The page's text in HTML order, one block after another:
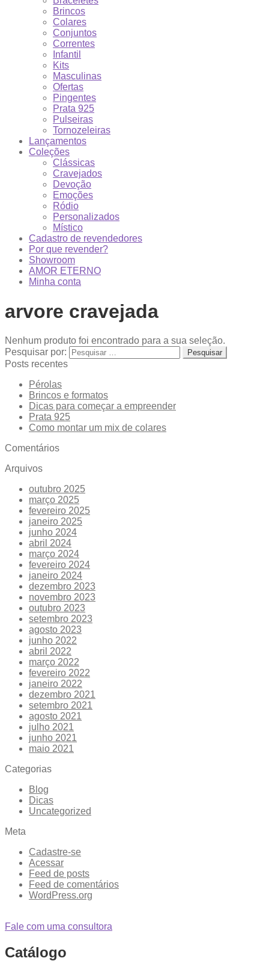
Brincos
Colares
Conjuntos
Correntes
Infantil
Kits
Masculinas
Ofertas
Pingentes
Prata 925
Pulseiras
Tornozeleiras
Lançamentos
Coleções
Clássicas
Cravejados
Devoção
Emoções
Ródio
Personalizados
Místico
Cadastro de revendedores
Por que revender?
Showroom
AMOR ETERNO
Minha conta
arvore cravejada
Nenhum produto foi encontrado para a sua seleção.
Pesquisar por:
Posts recentes
Pérolas
Brincos e formatos
Dicas para começar a empreender
Prata 925
Como montar um mix de colares
Comentários
Arquivos
outubro 2025
março 2025
fevereiro 2025
janeiro 2025
junho 2024
abril 2024
março 2024
fevereiro 2024
janeiro 2024
dezembro 2023
novembro 2023
outubro 2023
setembro 2023
agosto 2023
junho 2022
abril 2022
março 2022
fevereiro 2022
janeiro 2022
dezembro 2021
setembro 2021
agosto 2021
julho 2021
junho 2021
maio 2021
Categorias
Blog
Dicas
Uncategorized
Meta
Cadastre-se
Acessar
Feed de posts
Feed de comentários
WordPress.org
Fale com uma consultora
Catálogo